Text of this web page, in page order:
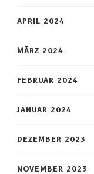
APRIL 2024
MÄRZ 2024
FEBRUAR 2024
JANUAR 2024
DEZEMBER 2023
NOVEMBER 2023